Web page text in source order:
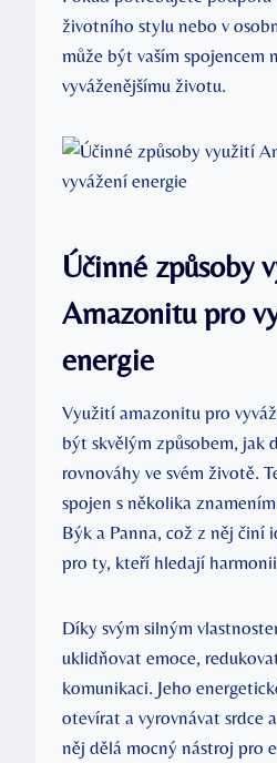
životního stylu nebo v
může být vaším spojencem
vyváženějšímu životu.
Účinné způsoby
Amazonitu pro
energie
Využití amazonitu pro
být skvělým způsobem, jak
rovnováhy ve svém životě.
spojen s několika
Býk a Panna, což z něj činí
pro ty, kteří hledají
Díky svým silným
uklidňovat emoce,
komunikaci. Jeho
otevírat a vyrovnávat srdce
něj dělá mocný nástroj pro